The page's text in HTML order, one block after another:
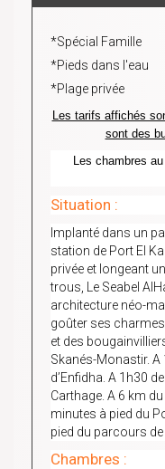
*Spécial Famille
*Pieds dans l'eau
*Plage privée
Les tarifs affichés
sont des
Les chambres
Situation :
Implanté dans un
station de Port El
privée et longeant
trous, Le Seabel
architecture néo-
goûter ses
et des
Skanés-Monastir.
d’Enfidha. A 1h30
Carthage. A 6 km
minutes à pied du
pied du parcours
Chambres :